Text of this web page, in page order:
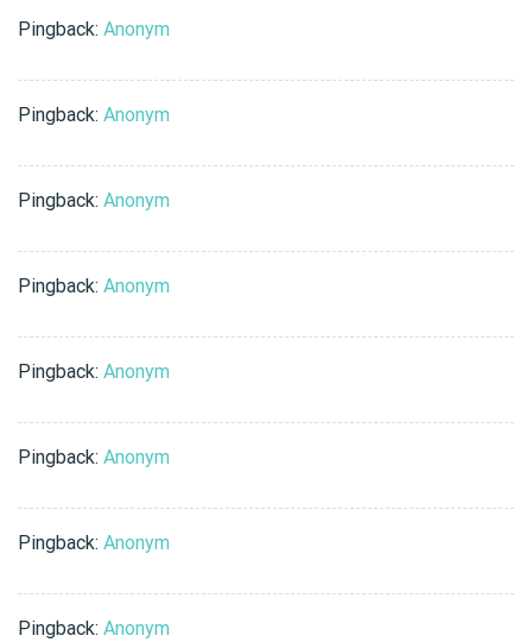
Pingback: Anonym
Pingback: Anonym
Pingback: Anonym
Pingback: Anonym
Pingback: Anonym
Pingback: Anonym
Pingback: Anonym
Pingback: Anonym